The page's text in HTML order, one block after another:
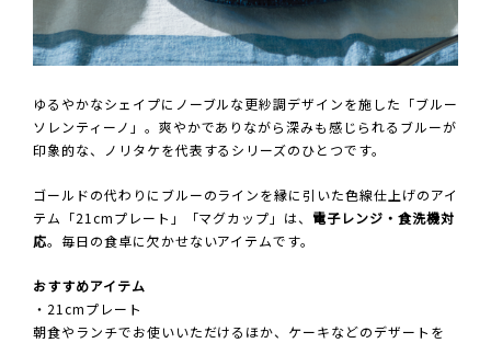
ゆるやかなシェイプにノーブルな更紗調デザインを施した「ブルー
ソレンティーノ」。爽やかでありながら深みも感じられるブルーが
印象的な、ノリタケを代表するシリーズのひとつです。
ゴールドの代わりにブルーのラインを縁に引いた色線仕上げのアイ
テム「21cmプレート」「マグカップ」は、 電子レンジ・食洗機対
応。毎日の食卓に欠かせないアイテムです。
おすすめアイテム
・21cmプレート
朝食やランチでお使いいただけるほか、ケーキなどのデザートを